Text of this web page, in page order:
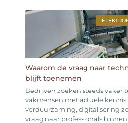
Waarom de vraag naar
blijft toenemen
Bedrijven zoeken steeds vaker
vakmensen met actuele
verduurzaming, digitalisering
vraag naar professionals